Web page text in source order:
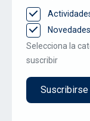
Novedades
Selecciona la
suscribir